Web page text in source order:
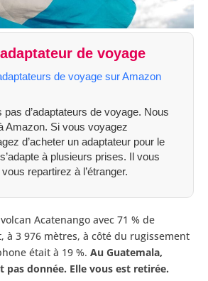
de voyage
de voyage sur Amazon
d’adaptateurs de voyage. Nous
Amazon. Si vous voyagez
d’acheter un adaptateur pour le
à plusieurs prises. Il vous
repartirez à l’étranger.
Acatenango avec 71 % de
à 3 976 mètres, à côté du rugissement
était à 19 %. Au Guatemala,
pas donnée. Elle vous est retirée.